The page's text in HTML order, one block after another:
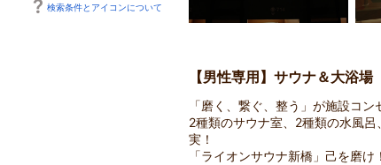
検索条件とアイコンについて
【男性専用】サウナ＆大浴
「磨く、繋ぐ、整う」が施設コ
2種類のサウナ室、2種類の水風
実！
「ライオンサウナ新橋」己を磨け！